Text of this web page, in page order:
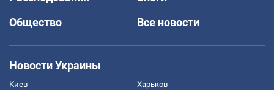
Общество
Все новости
Новости Украины
Киев Харьков